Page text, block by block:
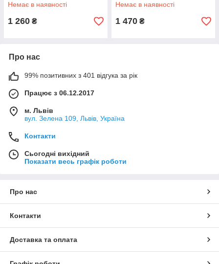
Немає в наявності
1 260 ₴
Немає в наявності
1 470 ₴
Про нас
99% позитивних з 401 відгука за рік
Працює з 06.12.2017
м. Львів
вул. Зелена 109, Львів, Україна
Контакти
Сьогодні вихідний
Показати весь графік роботи
Про нас
Контакти
Доставка та оплата